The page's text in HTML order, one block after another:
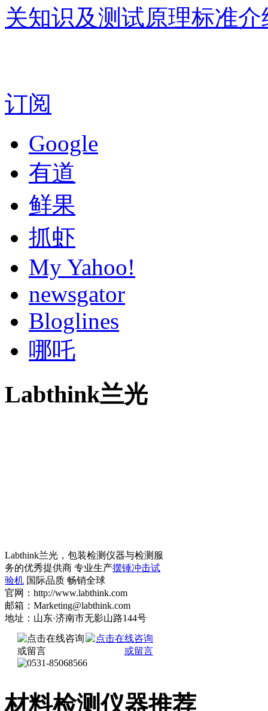
关知识及测试原理标准介
订阅
Google
有道
鲜果
抓虾
My Yahoo!
newsgator
Bloglines
哪吒
Labthink兰光
Labthink兰光，包装检测仪器与检测服
务的优秀提供商 专业生产摆锤冲击试
验机 国际品质 畅销全球
官网：http://www.labthink.com
邮箱：Marketing@labthink.com
地址：山东·济南市无影山路144号
材料检测仪器推荐